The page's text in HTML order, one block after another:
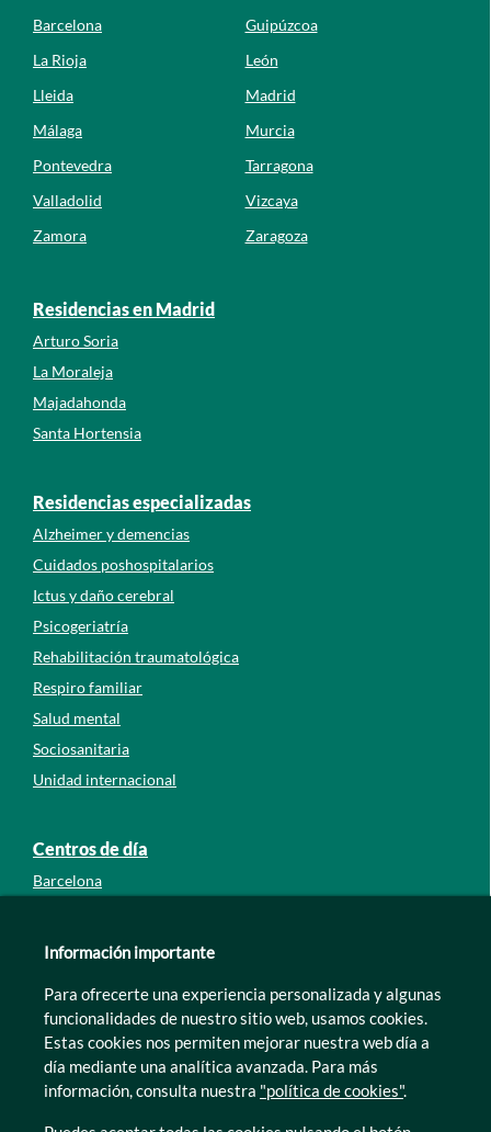
Barcelona
Guipúzcoa
La Rioja
León
Lleida
Madrid
Málaga
Murcia
Pontevedra
Tarragona
Valladolid
Vizcaya
Zamora
Zaragoza
Residencias en Madrid
Arturo Soria
La Moraleja
Majadahonda
Santa Hortensia
Residencias especializadas
Alzheimer y demencias
Cuidados poshospitalarios
Ictus y daño cerebral
Psicogeriatría
Rehabilitación traumatológica
Respiro familiar
Salud mental
Sociosanitaria
Unidad internacional
Centros de día
Barcelona
León
Murcia
Tarragona
Zamora
Información importante
Para ofrecerte una experiencia personalizada y algunas
funcionalidades de nuestro sitio web, usamos cookies.
Estas cookies nos permiten mejorar nuestra web día a
día mediante una analítica avanzada. Para más
información, consulta nuestra "política de cookies".